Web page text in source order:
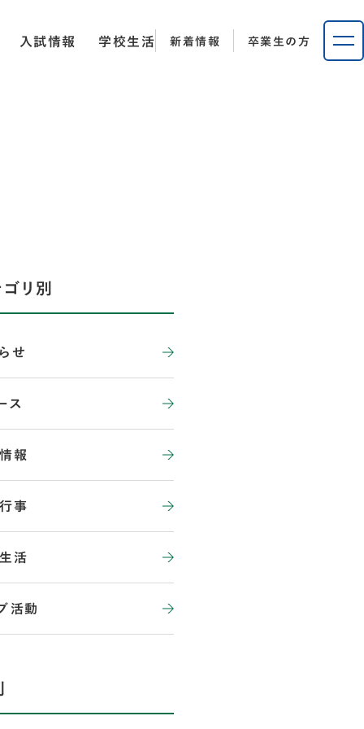
入試情報 学校生活 新着情報 卒業生の方
リ別
せ
ス
報
事
活
活動